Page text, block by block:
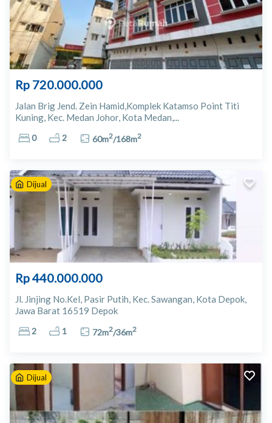
Rp 720.000.000
Jalan Brig Jend. Zein Hamid,Komplek Katamso Point Titi
Kuning, Kec. Medan Johor, Kota Medan,...
0 2 60m2/168m2
Dijual
Rp 440.000.000
Jl. Jinjing No.Kel, Pasir Putih, Kec. Sawangan, Kota Depok,
Jawa Barat 16519 Depok
2 1 72m2/36m2
Dijual